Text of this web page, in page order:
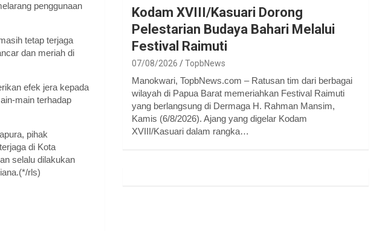
penggunaan
tetap terjaga
dan meriah di
efek jera kepada
main terhadap
pihak
di Kota
selalu dilakukan
rls)
Kodam XVIII/Kasuari Dorong
Pelestarian Budaya Bahari Melalui
Festival Raimuti
07/08/2026 TopbNews
Manokwari, TopbNews.com – Ratusan tim dari berbagai
wilayah di Papua Barat memeriahkan Festival Raimuti
yang berlangsung di Dermaga H. Rahman Mansim,
Kamis (6/8/2026). Ajang yang digelar Kodam
XVIII/Kasuari dalam rangka…